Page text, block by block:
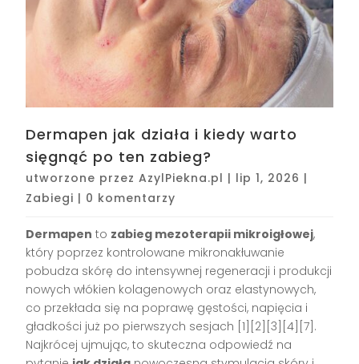
Dermapen jak działa i kiedy warto
sięgnąć po ten zabieg?
utworzone przezAzylPiekna.pl | lip 1, 2026 |
Zabiegi | 0 komentarzy
Dermapen to zabieg mezoterapii mikroigłowej,
który poprzez kontrolowane mikronakłuwanie
pobudza skórę do intensywnej regeneracji i produkcji
nowych włókien kolagenowych oraz elastynowych,
co przekłada się na poprawę gęstości, napięcia i
gładkości już po pierwszych sesjach [1][2][3][4][7].
Najkrócej ujmując, to skuteczna odpowiedź na